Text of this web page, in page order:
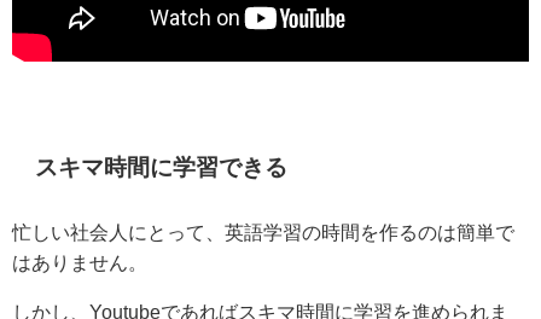
スキマ時間に学習できる
忙しい社会人にとって、英語学習の時間を作るのは簡単で
はありません。
しかし、Youtubeであればスキマ時間に学習を進められま